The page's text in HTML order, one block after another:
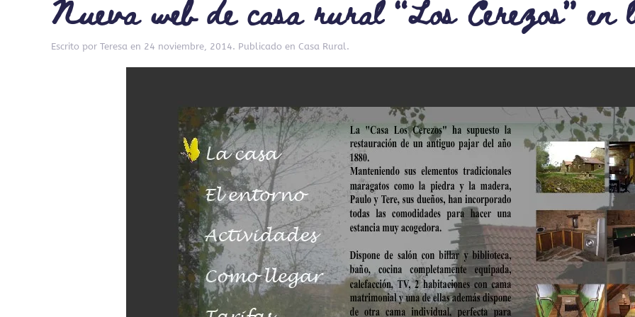
Nueva web de casa rural “Los Cerezos” en
Escrito por Teresa en 24 noviembre, 2014. Publicado en Casa Rural.